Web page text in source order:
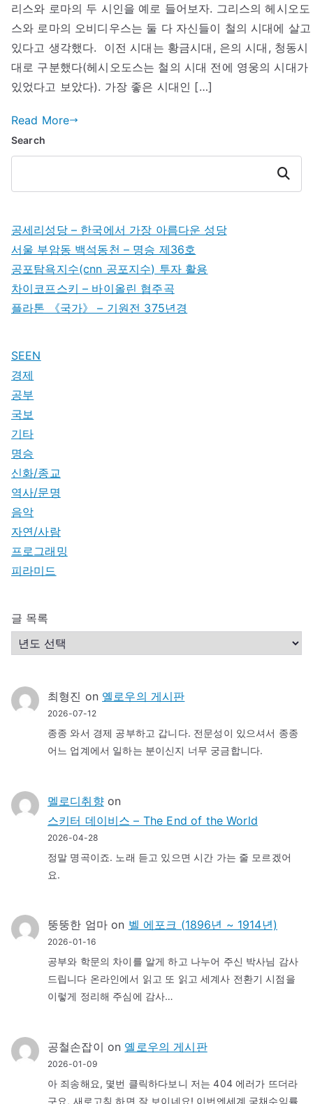
명
에
리스와 로마의 두 시인을 예로 들어보자. 그리스의 헤시오도
스와 로마의 오비디우스는 둘 다 자신들이 철의 시대에 살고
있다고 생각했다. 이전 시대는 황금시대, 은의 시대, 청동시
대로 구분했다(헤시오도스는 철의 시대 전에 영웅의 시대가
있었다고 보았다). 가장 좋은 시대인 […]
Read More
Search
Search
공세리성당 – 한국에서 가장 아름다운 성당
서울 부암동 백석동천 – 명승 제36호
공포탐욕지수(cnn 공포지수) 투자 활용
차이코프스키 – 바이올린 협주곡
플라톤 《국가》 – 기원전 375년경
SEEN
경제
공부
국보
기타
명승
신화/종교
역사/문명
음악
자연/사람
프로그래밍
피라미드
글 목록
최형진 on 옐로우의 게시판
2026-07-12
종종 와서 경제 공부하고 갑니다. 전문성이 있으셔서 종종
어느 업계에서 일하는 분이신지 너무 궁금합니다.
멜로디취향on
스키터 데이비스 – The End of the World
2026-04-28
정말 명곡이죠. 노래 듣고 있으면 시간 가는 줄 모르겠어
요.
뚱뚱한 엄마on 벨 에포크 (1896년 ~ 1914년)
2026-01-16
공부와 학문의 차이를 알게 하고 나누어 주신 박사님 감사
드립니다 온라인에서 읽고 또 읽고 세계사 전환기 시점을
이렇게 정리해 주심에 감사…
공철손잡이 on 옐로우의 게시판
2026-01-09
아 죄송해요, 몇번 클릭하다보니 저는 404 에러가 뜨더라
구요, 새로고침 하면 잘 보이네요! 이번엔세계 국채수익률